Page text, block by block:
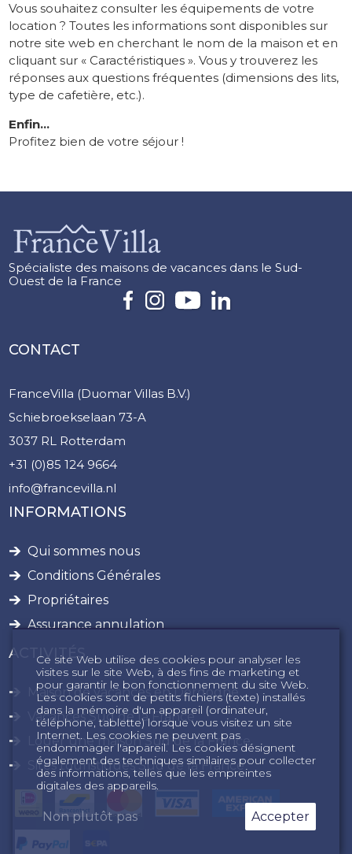
Vous souhaitez consulter les équipements de votre
location ? Toutes les informations sont disponibles sur
notre site web en cherchant le nom de la maison et en
cliquant sur « Caractéristiques ». Vous y trouverez les
réponses aux questions fréquentes (dimensions des lits,
type de cafetière, etc.).
Enfin...
Profitez bien de votre séjour !
Spécialiste des maisons de vacances dans le Sud-
Ouest de la France
CONTACT
FranceVilla (Duomar Villas B.V.)
Schiebroekselaan 73-A
3037 RL Rotterdam
+31 (0)85 124 9664
info@francevilla.nl
INFORMATIONS
Qui sommes nous
Conditions Générales
Propriétaires
Assurance annulation
ACTIVITÉS
Maison de vacances en Dordogne
Vacances Sud de la France
Louer une maison Sud de la France
Sites touristiques Sud de la France
Ce site Web utilise des cookies pour analyser les
visites sur le site Web, à des fins de marketing et
pour garantir le bon fonctionnement du site Web.
Les cookies sont de petits fichiers (texte) installés
dans la mémoire d'un appareil (ordinateur,
téléphone, tablette) lorsque vous visitez un site
Internet. Les cookies ne peuvent pas
endommager l'appareil. Les cookies désignent
également des techniques similaires pour collecter
des informations, telles que les empreintes
digitales des appareils.
Non plutôt pas Accepter